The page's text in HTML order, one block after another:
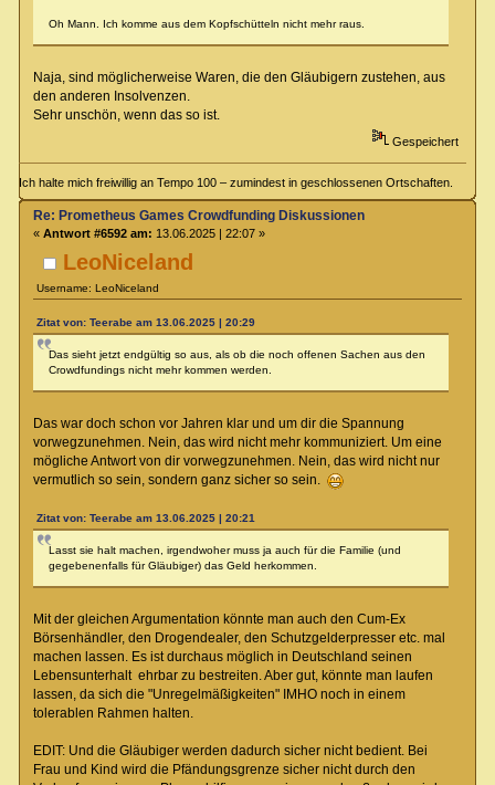
Oh Mann. Ich komme aus dem Kopfschütteln nicht mehr raus.
Naja, sind möglicherweise Waren, die den Gläubigern zustehen, aus
den anderen Insolvenzen.
Sehr unschön, wenn das so ist.
Gespeichert
Ich halte mich freiwillig an Tempo 100 – zumindest in geschlossenen Ortschaften.
LeoNiceland
Username: LeoNiceland
Re: Prometheus Games Crowdfunding Diskussionen
« Antwort #6592 am: 13.06.2025 | 22:07 »
Zitat von: Teerabe am 13.06.2025 | 20:29
Das sieht jetzt endgültig so aus, als ob die noch offenen Sachen aus den
Crowdfundings nicht mehr kommen werden.
Das war doch schon vor Jahren klar und um dir die Spannung
vorwegzunehmen. Nein, das wird nicht mehr kommuniziert. Um eine
mögliche Antwort von dir vorwegzunehmen. Nein, das wird nicht nur
vermutlich so sein, sondern ganz sicher so sein.
Zitat von: Teerabe am 13.06.2025 | 20:21
Lasst sie halt machen, irgendwoher muss ja auch für die Familie (und
gegebenenfalls für Gläubiger) das Geld herkommen.
Mit der gleichen Argumentation könnte man auch den Cum-Ex
Börsenhändler, den Drogendealer, den Schutzgelderpresser etc. mal
machen lassen. Es ist durchaus möglich in Deutschland seinen
Lebensunterhalt ehrbar zu bestreiten. Aber gut, könnte man laufen
lassen, da sich die "Unregelmäßigkeiten" IMHO noch in einem
tolerablen Rahmen halten.
EDIT: Und die Gläubiger werden dadurch sicher nicht bedient. Bei
Frau und Kind wird die Pfändungsgrenze sicher nicht durch den